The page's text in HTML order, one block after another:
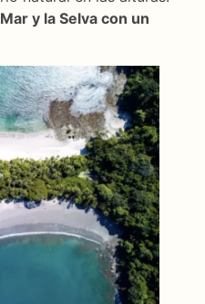
y la Selva con un